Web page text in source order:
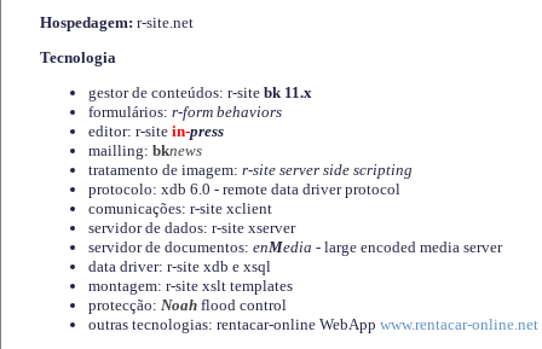
Hospedagem: r-site.net
Tecnologia
gestor de conteúdos: r-site bk 11.x
formulários: r-form behaviors
editor: r-site in-press
mailling: bknews
tratamento de imagem: r-site server side scripting
protocolo: xdb 6.0 - remote data driver protocol
comunicações: r-site xclient
servidor de dados: r-site xserver
servidor de documentos: enMedia - large encoded media server
data driver: r-site xdb e xsql
montagem: r-site xslt templates
protecção: Noah flood control
outras tecnologias: rentacar-online WebApp www.rentacar-online.net